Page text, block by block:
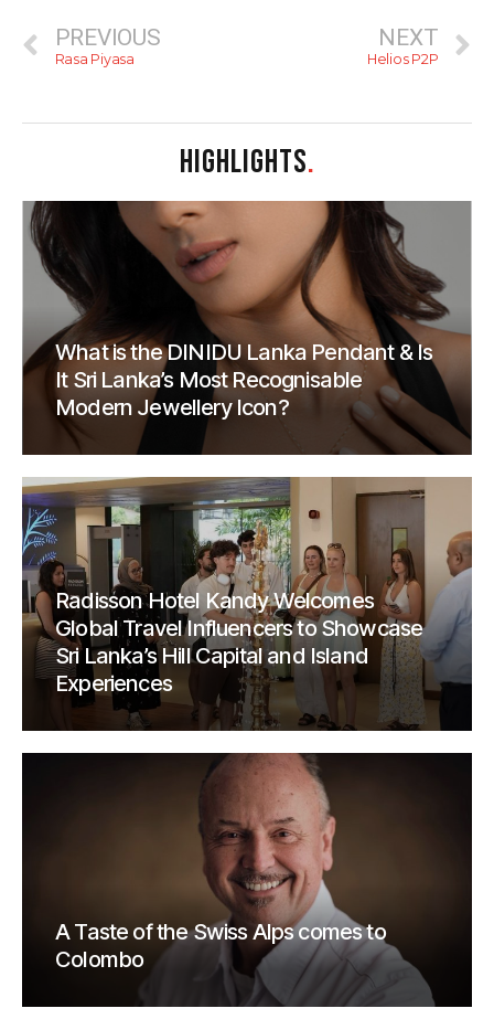
PREVIOUS
Rasa Piyasa
NEXT
Helios P2P
HIGHLIGHTS.
What is the DINIDU Lanka Pendant & Is
It Sri Lanka’s Most Recognisable
Modern Jewellery Icon?
Radisson Hotel Kandy Welcomes
Global Travel Influencers to Showcase
Sri Lanka’s Hill Capital and Island
Experiences
A Taste of the Swiss Alps comes to
Colombo